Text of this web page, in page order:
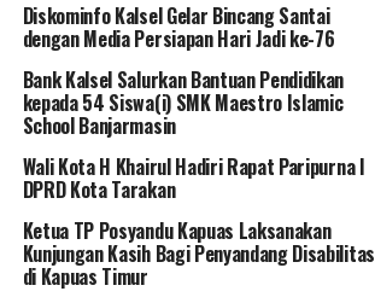
Diskominfo Kalsel Gelar Bincang Santai
dengan Media Persiapan Hari Jadi ke-76
Bank Kalsel Salurkan Bantuan Pendidikan
kepada 54 Siswa(i) SMK Maestro Islamic
School Banjarmasin
Wali Kota H Khairul Hadiri Rapat Paripurna I
DPRD Kota Tarakan
Ketua TP Posyandu Kapuas Laksanakan
Kunjungan Kasih Bagi Penyandang Disabilitas
di Kapuas Timur